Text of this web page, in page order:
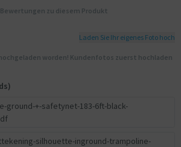
zu diesem Produkt
Laden Sie Ihr eigenes Foto hoch
worden! Kundenfotos zuerst hochladen
ground-+-safetynet-183-6ft-black-
silhouette-inground-trampoline-